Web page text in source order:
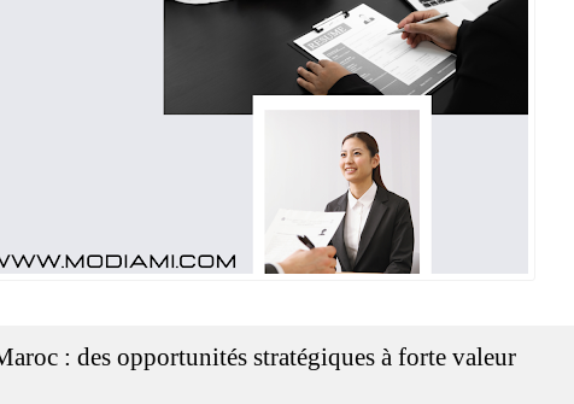
: des opportunités stratégiques à forte valeur